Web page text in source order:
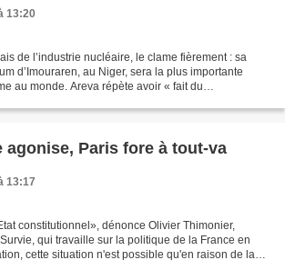
13:20
de l’industrie nucléaire, le clame fièrement : sa
d’Imouraren, au Niger, sera la plus importante
au monde. Areva répète avoir « fait du
agonise, Paris fore à tout-va
13:17
constitutionnel», dénonce Olivier Thimonier,
qui travaille sur la politique de la France en
cette situation n'est possible qu'en raison de la